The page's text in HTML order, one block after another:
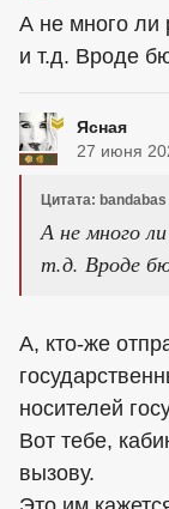
А не много ли
и т.д. Вроде
Ясная
27 июня
Цитата: bandabas
А не много
т.д. Вроде
А, кто-же
носителей
Вот тебе,
вызову.